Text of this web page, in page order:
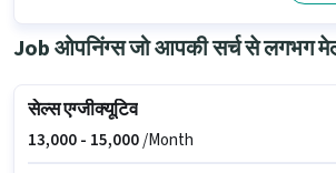
Job ओपनिंग्स जो आपकी सर्च से लगभग
सेल्स एग्जीक्यूटिव
13,000 - 15,000/Month